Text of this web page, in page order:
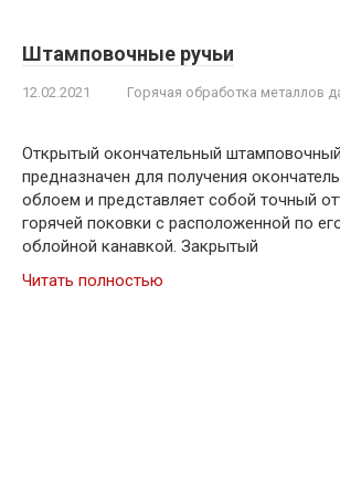
Штамповочные ручьи
12.02.2021 Горячая обработка металлов
Открытый окончательный
предназначен для получения
облоем и представляет собой точный
горячей поковки с расположенной по
облойной канавкой. Закрытый
Читать полностью